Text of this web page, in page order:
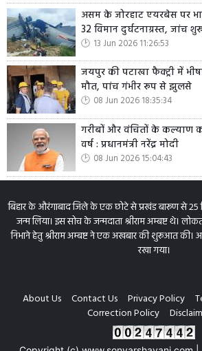
असम के जोरहाट एयरबेस पर
32 विमान दुर्घटनाग्रस्त, जांच
13 Jun 2026 11:26:53
जयपुर की पटाखा फैक्ट्री में
मौत, पांच गंभीर रूप से झुलसे
08 Jun 2026 18:35:34
गरीबों और वंचितों के कल्याण
वर्ष : प्रधानमंत्री नरेंद्र मोदी
08 Jun 2026 15:04:43
बिहार के औरंगाबाद जिले के एक छोटे से प्रखंड बारूण से
जन्म लिया। इस सोच के जन्मदाता श्रीराम अम्बष्ट थे।
निभाने हेतु श्रीराम अम्बष्ट ने एक अखबार की शुरूआत की।
रखा गया।
About Us Contact Us Privacy Policy
Correction Policy